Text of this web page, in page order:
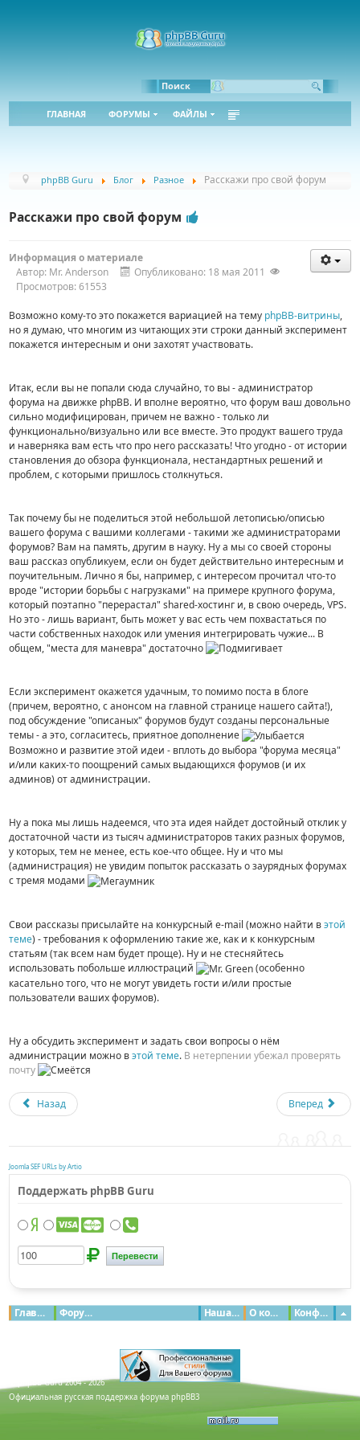
Поиск
ГЛАВНАЯ ФОРУМЫ ФАЙЛЫ
phpBB Guru Блог Разное Расскажи про свой форум
Расскажи про свой форум
Информация о материале
Автор: Mr. Anderson
Опубликовано: 18 мая 2011
Просмотров: 61553
Возможно кому-то это покажется вариацией на тему phpBB-витрины,
но я думаю, что многим из читающих эти строки данный эксперимент
покажется интересным и они захотят участвовать.
Итак, если вы не попали сюда случайно, то вы - администратор
форума на движке phpBB. И вполне вероятно, что форум ваш довольно
сильно модифицирован, причем не важно - только ли
функционально/визуально или все вместе. Это продукт вашего труда
и наверняка вам есть что про него рассказать! Что угодно - от истории
становления до обзора функционала, нестандартных решений и
проблем, с которыми пришлось столкнуться.
Так почему бы не поделиться этой небольшой летописью/описью
вашего форума с вашими коллегами - такими же администраторами
форумов? Вам на память, другим в науку. Ну а мы со своей стороны
ваш рассказ опубликуем, если он будет действительно интересным и
поучительным. Лично я бы, например, с интересом прочитал что-то
вроде "истории борьбы с нагрузками" на примере крупного форума,
который поэтапно "перерастал" shared-хостинг и, в свою очередь, VPS.
Но это - лишь вариант, быть может у вас есть чем похвастаться по
части собственных находок или умения интегрировать чужие... В
общем, "места для маневра" достаточно
Если эксперимент окажется удачным, то помимо поста в блоге
(причем, вероятно, с анонсом на главной странице нашего сайта!),
под обсуждение "описаных" форумов будут созданы персональные
темы - а это, согласитесь, приятное дополнение
Возможно и развитие этой идеи - вплоть до выбора "форума месяца"
и/или каких-то поощрений самых выдающихся форумов (и их
админов) от администрации.
Ну а пока мы лишь надеемся, что эта идея найдет достойный отклик у
достаточной части из тысяч администраторов таких разных форумов,
у которых, тем не менее, есть кое-что общее. Ну и что мы
(администрация) не увидим попыток рассказать о заурядных форумах
с тремя модами
Свои рассказы присылайте на конкурсный e-mail (можно найти вэтой
теме) - требования к оформлению такие же, как и к конкурсным
статьям (так всем нам будет проще). Ну и не стесняйтесь
использовать побольше иллюстраций
(особенно
касательно того, что не могут увидеть гости и/или простые
пользователи ваших форумов).
Ну а обсудить эксперимент и задать свои вопросы о нём
администрации можно вэтой теме. В нетерпении убежал проверять
почту
Назад Вперед
Joomla SEF URLs by Artio
Поддержать phpBB Guru
Главная Форумы Конфиденциальность
О команде
Наша команда
© phpBB Guru 2004 - 2026
Официальная русская поддержка форума phpBB3